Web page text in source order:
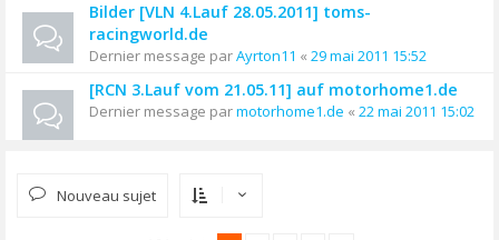
Bilder [VLN 4.Lauf 28.05.2011] toms-
racingworld.de
Dernier message parAyrton11 « 29 mai 2011 15:52
[RCN 3.Lauf vom 21.05.11] auf motorhome1.de
Dernier message parmotorhome1.de « 22 mai 2011 15:02
Nouveau sujet